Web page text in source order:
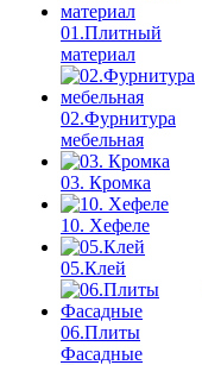
01.Плитный
материал
02.Фурнитура
мебельная
03. Кромка
10. Хефеле
05.Клей
06.Плиты
Фасадные